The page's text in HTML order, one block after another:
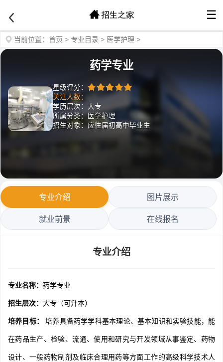
☰
当前位置： 首页 > 专业目录 > 医学护理 >
药学专业
星级评分：
关注人数：
学历层次：大专
所属分类：医学护理
招生对象：应往届初高中毕业生
专业介绍 图片展示
就业前景 在线报名
专业介绍
专业名称： 药学专业
招生层次： 大专（可升本）
培养目标： 培养具备药学学科基本理论、基本知识和实验技能，能
在药品生产、检验、流通、使用和研究与开发领域从事鉴定、药物
设计、一般药物制剂及临床合理用药等方面工作的高级科学技术人